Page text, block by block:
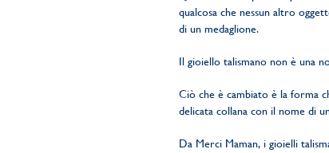
qualcosa che nessun altro
di un medaglione.
Il gioiello talismano non è una
Ciò che è cambiato è la forma
delicata collana con il nome di
Da Merci Maman, i gioielli